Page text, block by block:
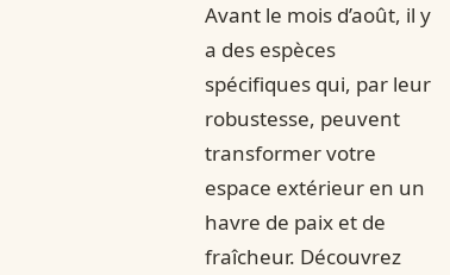
Avant le mois d’août, il y
a des espèces
spécifiques qui, par leur
robustesse, peuvent
transformer votre
espace extérieur en un
havre de paix et de
fraîcheur. Découvrez